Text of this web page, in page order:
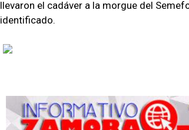
llevaron el cadáver a la morgue del
identificado.